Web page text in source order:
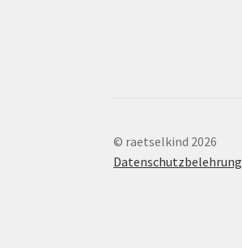
© raetselkind 2026
Datenschutzbelehrung